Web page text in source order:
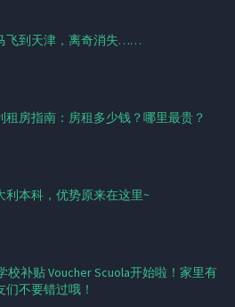
飞到天津，离奇消失……
租房指南：房租多少钱？哪里最贵？
利本科，优势原来在这里~
校补贴 Voucher Scuola开始啦！家里有
不要错过哦！